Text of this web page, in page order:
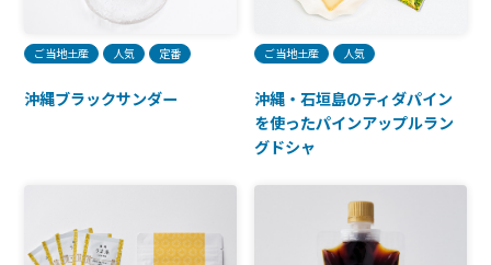
ご当地土産 人気 定番
沖縄ブラックサンダー
ご当地土産 人気
沖縄・石垣島のティダパイン
を使ったパインアップルラン
グドシャ